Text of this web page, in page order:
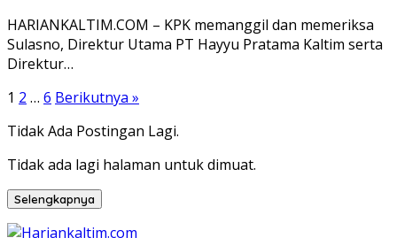
HARIANKALTIM.COM – KPK memanggil dan memeriksa
Sulasno, Direktur Utama PT Hayyu Pratama Kaltim serta
Direktur…
Paginasi
pos
1 2 … 6 Berikutnya »
Tidak Ada Postingan Lagi.
Tidak ada lagi halaman untuk dimuat.
Selengkapnya